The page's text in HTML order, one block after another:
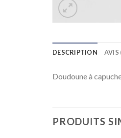
DESCRIPTION AVIS
Doudoune à
PRODUITS